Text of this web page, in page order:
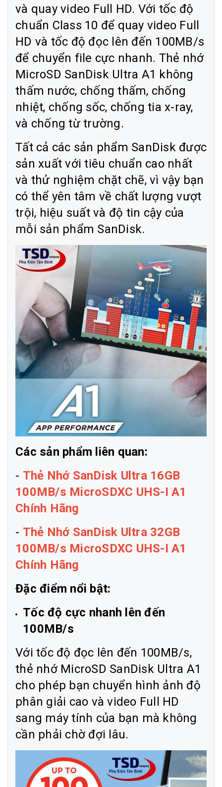
và quay video Full HD. Với tốc độ
chuẩn Class 10 để quay video Full
HD và tốc độ đọc lên đến 100MB/s
để chuyển file cực nhanh. Thẻ nhớ
MicroSD SanDisk Ultra A1 không
thấm nước, chống thấm, chống
nhiệt, chống sốc, chống tia x-ray,
và chống từ trường.
Tất cả các sản phẩm SanDisk được
sản xuất với tiêu chuẩn cao nhất
và thử nghiệm chặt chẽ, vì vậy bạn
có thể yên tâm về chất lượng vượt
trội, hiệu suất và độ tin cậy của
mỗi sản phẩm SanDisk.
Các sản phẩm liên quan:
- Thẻ Nhớ SanDisk Ultra 16GB
100MB/s MicroSDXC UHS-I A1
Chính Hãng
- Thẻ Nhớ SanDisk Ultra 32GB
100MB/s MicroSDXC UHS-I A1
Chính Hãng
Đặc điểm nổi bật:
Tốc độ cực nhanh lên đến
100MB/s
Với tốc độ đọc lên đến 100MB/s,
thẻ nhớ MicroSD SanDisk Ultra A1
cho phép bạn chuyển hình ảnh độ
phân giải cao và video Full HD
sang máy tính của bạn mà không
cần phải chờ đợi lâu.